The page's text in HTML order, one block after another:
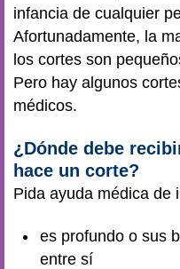
infancia de cualquier
Afortunadamente, la
los cortes son
Pero hay algunos
médicos.
¿Dónde debe
hace un corte?
Pida ayuda médica de
es profundo o sus
entre sí